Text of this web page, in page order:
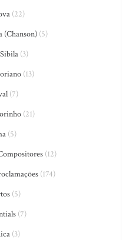
(22)
(Chanson)(5)
(3)
(13)
(7)
(21)
(5)
(12)
(174)
(5)
(7)
(3)